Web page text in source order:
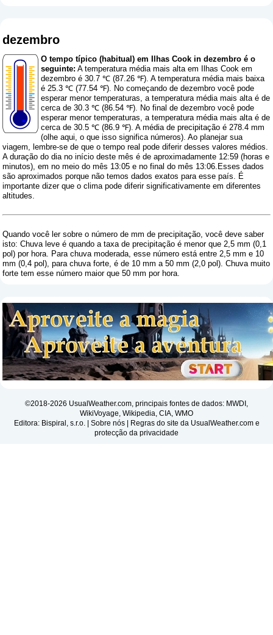
dezembro
O tempo típico (habitual) em Ilhas Cook in dezembro é o
seguinte: A temperatura média mais alta em Ilhas Cook em
dezembro é 30.7 ℃ (87.26 ℉). A temperatura média mais baixa
é 25.3 ℃ (77.54 ℉). No começando de dezembro você pode
esperar menor temperaturas, a temperatura média mais alta é de
cerca de 30.3 ℃ (86.54 ℉). No final de dezembro você pode
esperar menor temperaturas, a temperatura média mais alta é de
cerca de 30.5 ℃ (86.9 ℉). A média de precipitação é 278.4 mm
(olhe aqui, o que isso significa números). Ao planejar sua
viagem, lembre-se de que o tempo real pode diferir desses valores médios.
A duração do dia no início deste mês é de aproximadamente 12:59 (horas e
minutos), em no meio do mês 13:05 e no final do mês 13:06.Esses dados
são aproximados porque não temos dados exatos para esse país. É
importante dizer que o clima pode diferir significativamente em diferentes
altitudes.
Quando você ler sobre o número de mm de precipitação, você deve saber
isto: Chuva leve é ​​quando a taxa de precipitação é menor que 2,5 mm (0,1
pol) por hora. Para chuva moderada, esse número está entre 2,5 mm e 10
mm (0,4 pol), para chuva forte, é de 10 mm a 50 mm (2,0 pol). Chuva muito
forte tem esse número maior que 50 mm por hora.
©2018-2026 UsualWeather.com, principais fontes de dados: MWDI,
WikiVoyage, Wikipedia, CIA, WMO
Editora: Bispiral, s.r.o. | Sobre nós| Regras do site da UsualWeather.com e
protecção da privacidade